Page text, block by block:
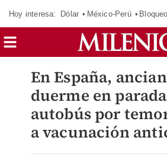
Hoy interesa: Dólar México-Perú
En España,
duerme en
autobús por
a vacunación